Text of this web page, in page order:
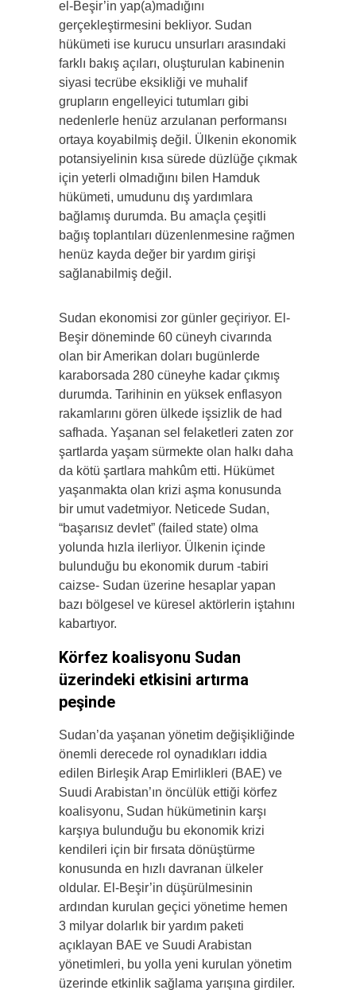
el-Beşir’in yap(a)madığını
gerçekleştirmesini bekliyor. Sudan
hükümeti ise kurucu unsurları arasındaki
farklı bakış açıları, oluşturulan kabinenin
siyasi tecrübe eksikliği ve muhalif
grupların engelleyici tutumları gibi
nedenlerle henüz arzulanan performansı
ortaya koyabilmiş değil. Ülkenin ekonomik
potansiyelinin kısa sürede düzlüğe çıkmak
için yeterli olmadığını bilen Hamduk
hükümeti, umudunu dış yardımlara
bağlamış durumda. Bu amaçla çeşitli
bağış toplantıları düzenlenmesine rağmen
henüz kayda değer bir yardım girişi
sağlanabilmiş değil.
Sudan ekonomisi zor günler geçiriyor. El-
Beşir döneminde 60 cüneyh civarında
olan bir Amerikan doları bugünlerde
karaborsada 280 cüneyhe kadar çıkmış
durumda. Tarihinin en yüksek enflasyon
rakamlarını gören ülkede işsizlik de had
safhada. Yaşanan sel felaketleri zaten zor
şartlarda yaşam sürmekte olan halkı daha
da kötü şartlara mahkûm etti. Hükümet
yaşanmakta olan krizi aşma konusunda
bir umut vadetmiyor. Neticede Sudan,
“başarısız devlet” (failed state) olma
yolunda hızla ilerliyor. Ülkenin içinde
bulunduğu bu ekonomik durum -tabiri
caizse- Sudan üzerine hesaplar yapan
bazı bölgesel ve küresel aktörlerin iştahını
kabartıyor.
Körfez koalisyonu Sudan
üzerindeki etkisini artırma
peşinde
Sudan’da yaşanan yönetim değişikliğinde
önemli derecede rol oynadıkları iddia
edilen Birleşik Arap Emirlikleri (BAE) ve
Suudi Arabistan’ın öncülük ettiği körfez
koalisyonu, Sudan hükümetinin karşı
karşıya bulunduğu bu ekonomik krizi
kendileri için bir fırsata dönüştürme
konusunda en hızlı davranan ülkeler
oldular. El-Beşir’in düşürülmesinin
ardından kurulan geçici yönetime hemen
3 milyar dolarlık bir yardım paketi
açıklayan BAE ve Suudi Arabistan
yönetimleri, bu yolla yeni kurulan yönetim
üzerinde etkinlik sağlama yarışına girdiler.